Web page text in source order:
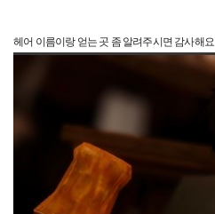
헤어 이름이랑 얻는 곳 좀 알려주시면 감사해요